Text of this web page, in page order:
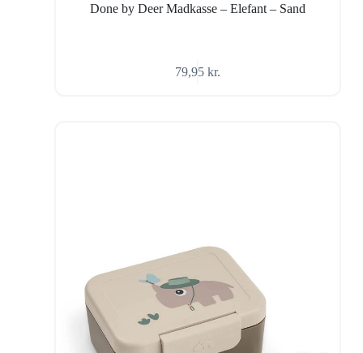
Done by Deer Madkasse – Elefant – Sand
79,95 kr.